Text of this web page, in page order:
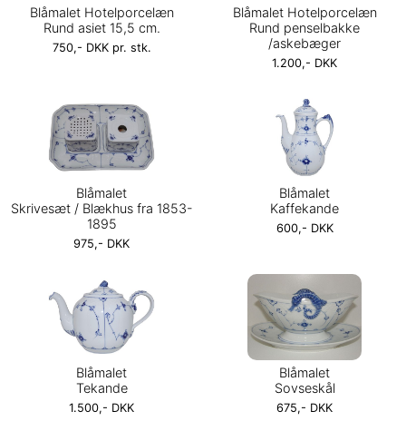
Blåmalet Hotelporcelæn
Rund asiet 15,5 cm.
750,- DKK pr. stk.
Blåmalet Hotelporcelæn
Rund penselbakke
/askebæger
1.200,- DKK
Blåmalet
Skrivesæt / Blækhus fra 1853-
1895
975,- DKK
Blåmalet
Kaffekande
600,- DKK
Blåmalet
Tekande
1.500,- DKK
Blåmalet
Sovseskål
675,- DKK